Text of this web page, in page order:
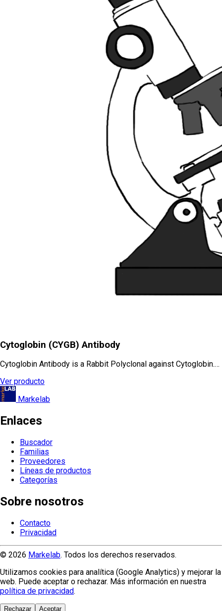
Cytoglobin (CYGB) Antibody
Cytoglobin Antibody is a Rabbit Polyclonal against Cytoglobin.…
Ver producto
Markelab
Enlaces
Buscador
Familias
Proveedores
Líneas de productos
Categorías
Sobre nosotros
Contacto
Privacidad
© 2026 Markelab. Todos los derechos reservados.
Utilizamos cookies para analítica (Google Analytics) y mejorar la
web. Puede aceptar o rechazar. Más información en nuestra
política de privacidad.
Rechazar Aceptar